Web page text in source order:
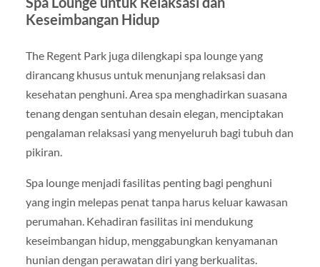
Keseimbangan Hidup
The Regent Park juga dilengkapi spa lounge yang
dirancang khusus untuk menunjang relaksasi dan
kesehatan penghuni. Area spa menghadirkan suasana
tenang dengan sentuhan desain elegan, menciptakan
pengalaman relaksasi yang menyeluruh bagi tubuh dan
pikiran.
Spa lounge menjadi fasilitas penting bagi penghuni
yang ingin melepas penat tanpa harus keluar kawasan
perumahan. Kehadiran fasilitas ini mendukung
keseimbangan hidup, menggabungkan kenyamanan
hunian dengan perawatan diri yang berkualitas.